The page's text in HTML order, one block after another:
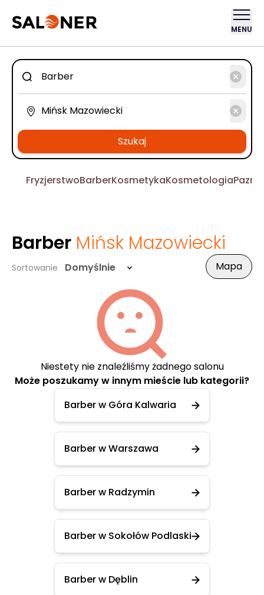
MENU
Szukaj
FryzjerstwoBarberKosmetykaKosmetologia
Barber Mińsk Mazowiecki
Sortowanie Domyślnie Mapa
Niestety nie znaleźliśmy żadnego salonu
Może poszukamy w innym mieście lub kategorii?
Barber w Góra Kalwaria
Barber w Warszawa
Barber w Radzymin
Barber w Sokołów Podlaski
Barber w Dęblin